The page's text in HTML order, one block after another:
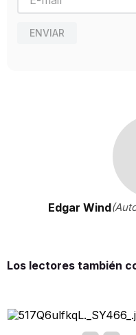
ENVIAR
Edgar Wind
Los lectores también